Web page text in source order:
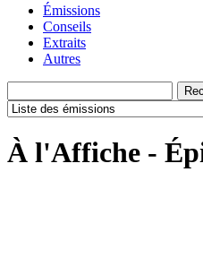
Émissions
Conseils
Extraits
Autres
À l'Affiche -